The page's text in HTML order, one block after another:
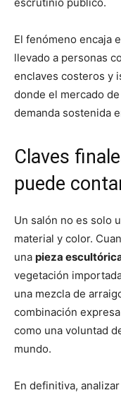
El fenómeno encaja
llevado a personas
enclaves costeros y
donde el mercado
demanda sostenida
Claves
puede
Un salón no es solo
material y color.
una pieza
vegetación
una mezcla de
combinación
como una voluntad
mundo.
En definitiva,